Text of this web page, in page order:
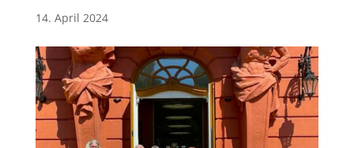
14. April 2024